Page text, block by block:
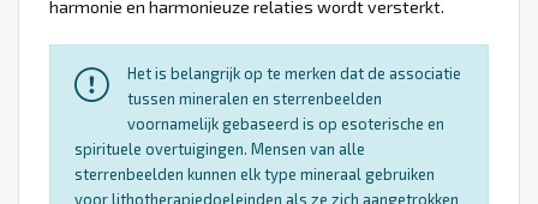
harmonie en harmonieuze relaties wordt versterkt.
Het is belangrijk op te merken dat de associatie
tussen mineralen en sterrenbeelden
voornamelijk gebaseerd is op esoterische en
spirituele overtuigingen. Mensen van alle
sterrenbeelden kunnen elk type mineraal gebruiken
voor lithotherapiedoeleinden als ze zich aangetrokken